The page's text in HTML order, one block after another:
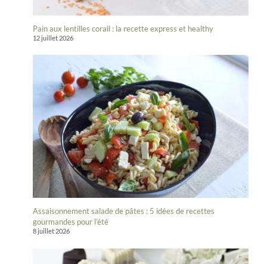
Pain aux lentilles corail : la recette express et healthy
12 juillet 2026
Assaisonnement salade de pâtes : 5 idées de recettes
gourmandes pour l’été
8 juillet 2026